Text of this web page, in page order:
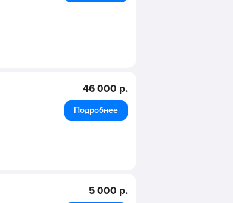
46 000 р.
Подробнее
5 000 р.